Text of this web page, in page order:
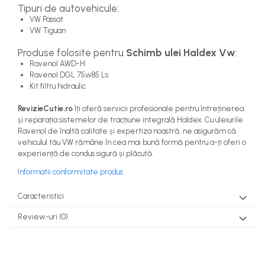
Tipuri de autovehicule:
VW Passat
VW Tiguan
Produse folosite pentru Schimb ulei Haldex Vw:
Ravenol AWD-H
Ravenol DGL 75w85 Ls
Kit filtru hidraulic
RevizieCutie.ro îți oferă servicii profesionale pentru întreținerea
și reparația sistemelor de tracțiune integrală Haldex. Cu uleiurile
Ravenol de înaltă calitate și expertiza noastră, ne asigurăm că
vehiculul tău VW rămâne în cea mai bună formă pentru a-ți oferi o
experiență de condus sigură și plăcută.
Informatii conformitate produs
Caracteristici
Review-uri (0)